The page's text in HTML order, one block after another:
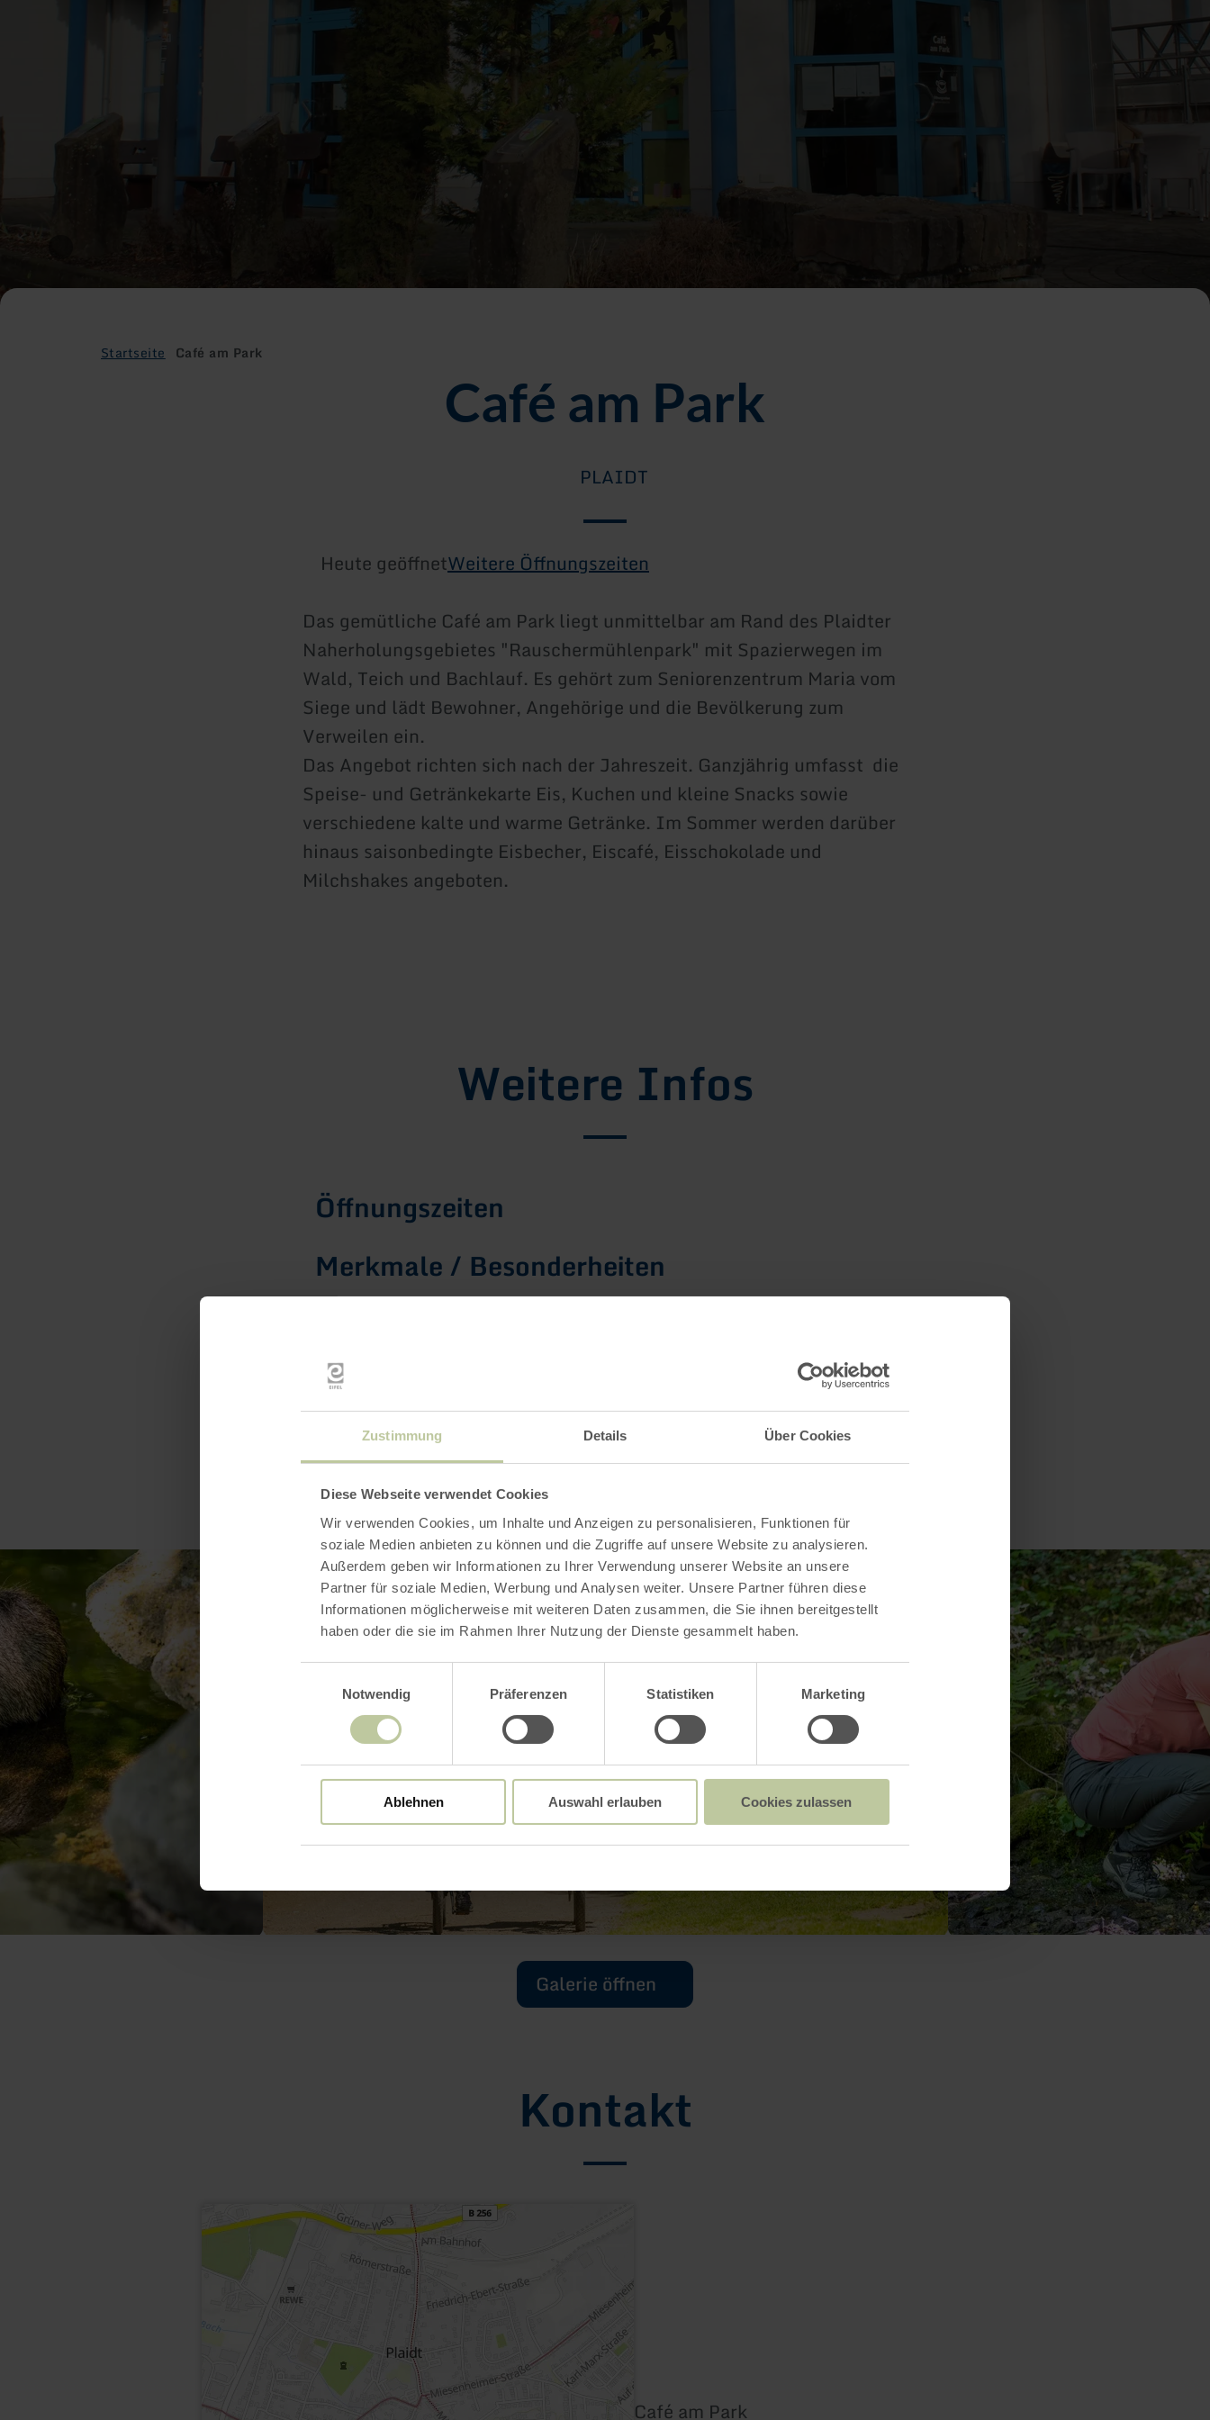
Zustimmung Details Über Cookies
Diese Webseite verwendet Cookies
Wir verwenden Cookies, um Inhalte und Anzeigen zu personalisieren, Funktionen für
soziale Medien anbieten zu können und die Zugriffe auf unsere Website zu analysieren.
Außerdem geben wir Informationen zu Ihrer Verwendung unserer Website an unsere
Partner für soziale Medien, Werbung und Analysen weiter. Unsere Partner führen diese
Informationen möglicherweise mit weiteren Daten zusammen, die Sie ihnen bereitgestellt
haben oder die sie im Rahmen Ihrer Nutzung der Dienste gesammelt haben.
Notwendig
Präferenzen Statistiken Marketing
Ablehnen Auswahl erlauben Cookies zulassen
Startseite Café am Park
Café am Park
PLAIDT
Heute geöffnetWeitere Öffnungszeiten
Das gemütliche Café am Park liegt unmittelbar am Rand des Plaidter
Naherholungsgebietes "Rauschermühlenpark" mit Spazierwegen im
Wald, Teich und Bachlauf. Es gehört zum Seniorenzentrum Maria vom
Siege und lädt Bewohner, Angehörige und die Bevölkerung zum
Verweilen ein.
Das Angebot richten sich nach der Jahreszeit. Ganzjährig umfasst die
Speise- und Getränkekarte Eis, Kuchen und kleine Snacks sowie
verschiedene kalte und warme Getränke. Im Sommer werden darüber
hinaus saisonbedingte Eisbecher, Eiscafé, Eisschokolade und
Milchshakes angeboten.
Weitere Infos
Öffnungszeiten
Merkmale / Besonderheiten
Impressionen
Galerie öffnen
Kontakt
Café am Park